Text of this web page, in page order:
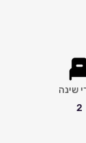
שינה
2